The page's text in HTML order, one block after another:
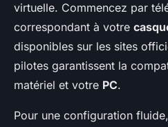
virtuelle. Commencez par
correspondant à votre
disponibles sur les sites
pilotes garantissent la
matériel et votre PC.
Pour une configuration